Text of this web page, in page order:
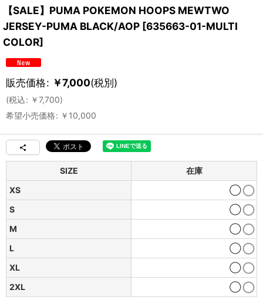
【SALE】PUMA POKEMON HOOPS MEWTWO
JERSEY-PUMA BLACK/AOP [635663-01-MULTI
COLOR]
販売価格: ￥7,000(税別)
(税込: ￥7,700)
希望小売価格: ￥ 10,000
SIZE
在庫
XS
◯
S
◯
M
◯
L
◯
XL
◯
2XL
◯